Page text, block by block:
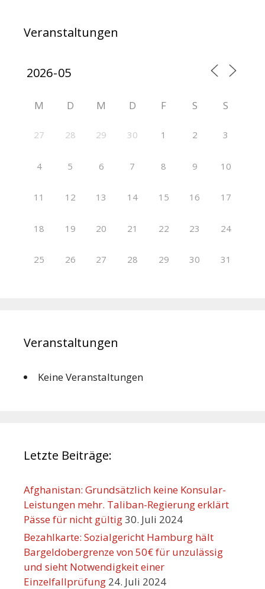
Veranstaltungen
M D M D F S S
27 28 29 30 1 2 3
4 5 6 7 8 9 10
11 12 13 14 15 16 17
18 19 20 21 22 23 24
25 26 27 28 29 30 31
Veranstaltungen
Keine Veranstaltungen
Letzte Beiträge:
Afghanistan: Grundsätzlich keine Konsular-
Leistungen mehr. Taliban-Regierung erklärt
Pässe für nicht gültig30. Juli 2024
Bezahlkarte: Sozialgericht Hamburg hält
Bargeldobergrenze von 50€ für unzulässig
und sieht Notwendigkeit einer
Einzelfallprüfung 24. Juli 2024